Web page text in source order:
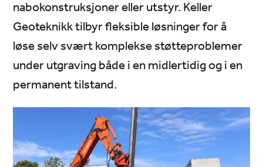
nabokonstruksjoner eller utstyr. Keller
Geoteknikk tilbyr fleksible løsninger for å
løse selv svært komplekse støtteproblemer
under utgraving både i en midlertidig og i en
permanent tilstand.